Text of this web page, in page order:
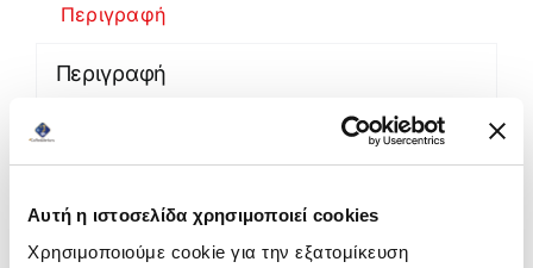
Αυτή η ιστοσελίδα χρησιμοποιεί cookies
Χρησιμοποιούμε cookie για την εξατομίκευση
Origin
Colombia
Περιγραφή
Περιγραφή
Καφές Single Origin Colomnbia
Φρεσκοκαβουρδισμένοι μονοποικιλιακοι
κόκκοι καφέ 100% Arabica από την